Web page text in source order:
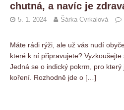
chutná, a navíc je
5. 1. 2024 Šárka Cvrkalová
Máte rádi rýži, ale už vás nudí
které k ní připravujete? Vyzkoušejte
Jedná se o indický pokrm, pro
koření. Rozhodně jde o […]